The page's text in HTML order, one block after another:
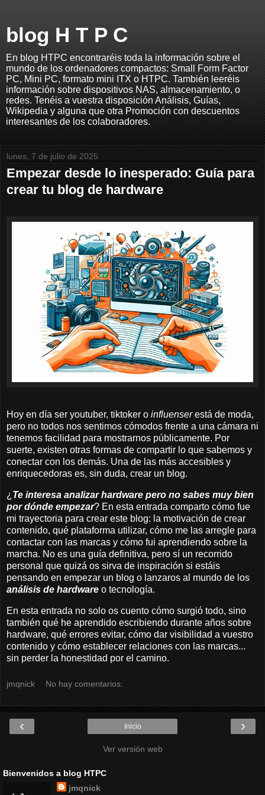
blog H T P C
En blog HTPC encontraréis toda la información sobre el
mundo de los ordenadores compactos: Small Form Factor
PC, Mini PC, formato mini ITX o HTPC. También leeréis
información sobre dispositivos NAS, almacenamiento, o
redes. Tenéis a vuestra disposición Análisis, Guías,
Wikipedia y alguna que otra Promoción con descuentos
interesantes de los colaboradores.
lunes, 7 de julio de 2025
Empezar desde lo inesperado: Guía para
crear tu blog de hardware
Hoy en día ser youtuber, tiktoker o influenserestá de moda,
pero no todos nos sentimos cómodos frente a una cámara ni
tenemos facilidad para mostrarnos públicamente. Por
suerte, existen otras formas de compartir lo que sabemos y
conectar con los demás. Una de las más accesibles y
enriquecedoras es, sin duda, crear un blog.
¿ Te interesa analizar hardware pero no sabes muy bien
por dónde empezar? En esta entrada comparto cómo fue
mi trayectoria para crear este blog: la motivación de crear
contenido, qué plataforma utilizar, cómo me las arregle para
contactar con las marcas y cómo fui aprendiendo sobre la
marcha. No es una guía definitiva, pero sí un recorrido
personal que quizá os sirva de inspiración si estáis
pensando en empezar un blog o lanzaros al mundo de los
análisis de hardware o tecnología.
En esta entrada no solo os cuento cómo surgió todo, sino
también qué he aprendido escribiendo durante años sobre
hardware, qué errores evitar, cómo dar visibilidad a vuestro
contenido y cómo establecer relaciones con las marcas...
sin perder la honestidad por el camino.
jmqnick No hay comentarios:
‹ ›
Inicio
Ver versión web
Bienvenidos a blog HTPC
jmqnick